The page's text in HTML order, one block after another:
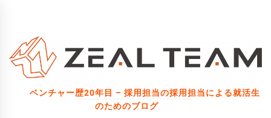
ン
ベンチャー歴20年目 – 採用担当の採用担当による就活生
のためのブログ